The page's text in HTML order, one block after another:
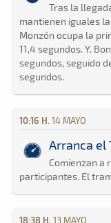
Tras la
mantienen iguales
Monzón ocupa la
11,4 segundos. Y.
segundos, seguido
segundos.
10:16 H. 14 MAYO
Arranca el
Comienzan
participantes. El
18:38 H. 13 MAYO